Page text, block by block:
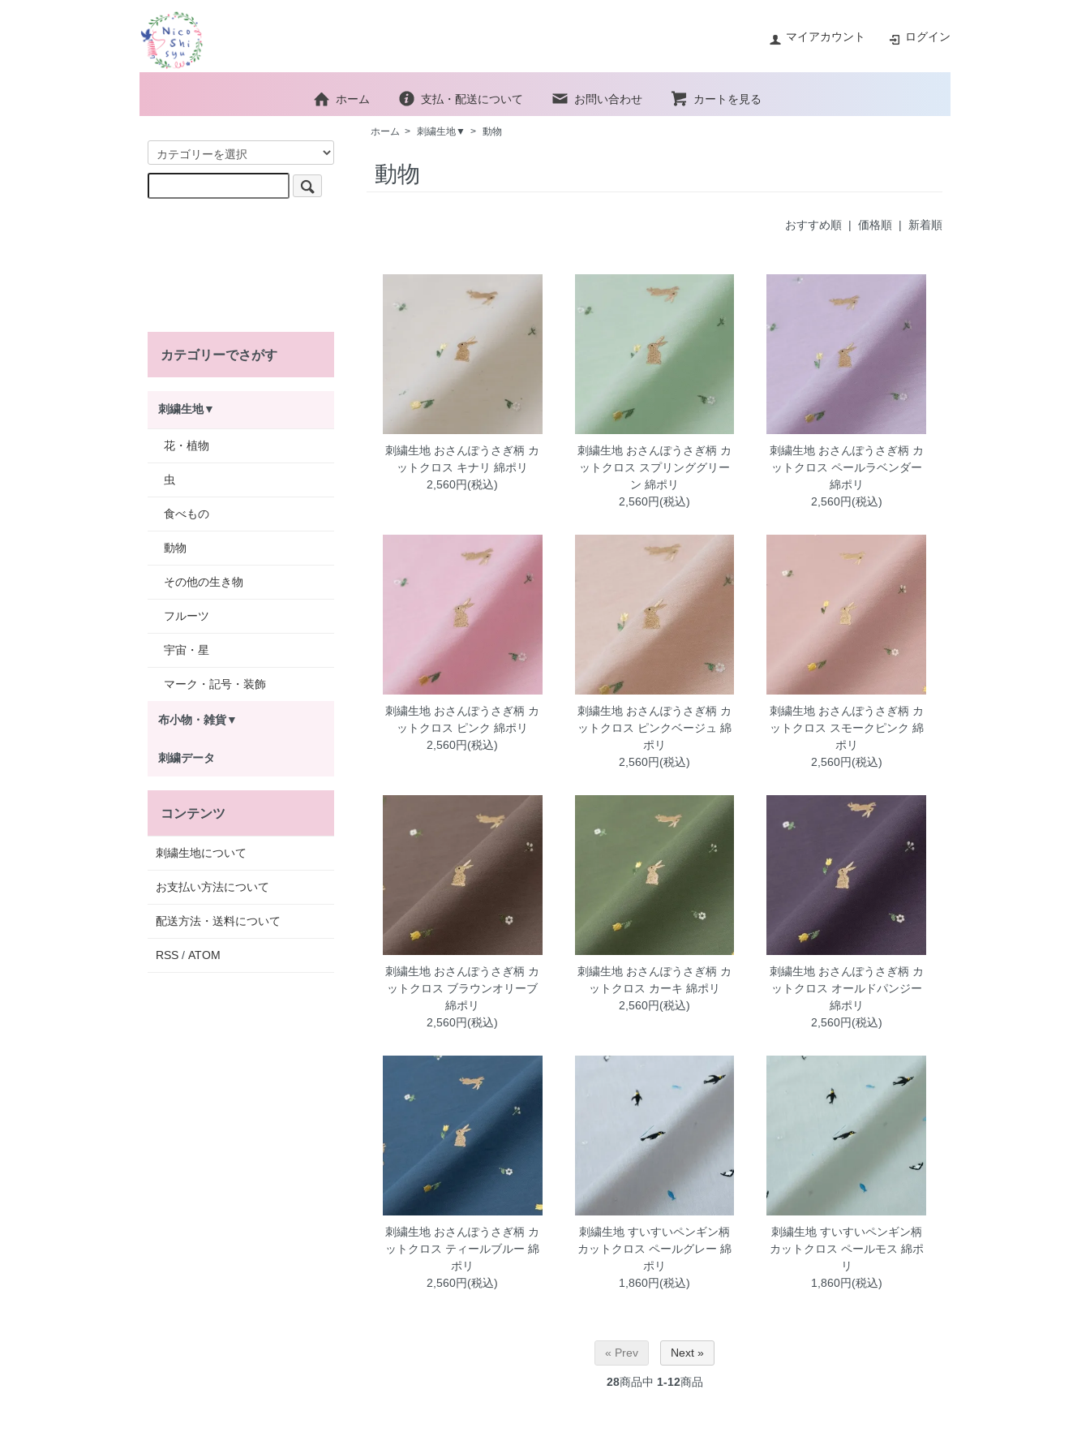
マイアカウント ログイン
ホーム 支払・配送について お問い合わせ カートを見る
ホーム > 刺繍生地▼ > 動物
動物
おすすめ順 | 価格順 | 新着順
刺繍生地 おさんぽうさぎ柄 カ
ットクロス キナリ 綿ポリ
2,560円(税込)
刺繍生地 おさんぽうさぎ柄 カ
ットクロス スプリンググリー
ン 綿ポリ
2,560円(税込)
刺繍生地 おさんぽうさぎ柄 カ
ットクロス ペールラベンダー
綿ポリ
2,560円(税込)
刺繍生地 おさんぽうさぎ柄 カ
ットクロス ピンク 綿ポリ
2,560円(税込)
刺繍生地 おさんぽうさぎ柄 カ
ットクロス ピンクベージュ 綿
ポリ
2,560円(税込)
刺繍生地 おさんぽうさぎ柄 カ
ットクロス スモークピンク 綿
ポリ
2,560円(税込)
刺繍生地 おさんぽうさぎ柄 カ
ットクロス ブラウンオリーブ
綿ポリ
2,560円(税込)
刺繍生地 おさんぽうさぎ柄 カ
ットクロス カーキ 綿ポリ
2,560円(税込)
刺繍生地 おさんぽうさぎ柄 カ
ットクロス オールドパンジー
綿ポリ
2,560円(税込)
刺繍生地 おさんぽうさぎ柄 カ
ットクロス ティールブルー 綿
ポリ
2,560円(税込)
刺繍生地 すいすいペンギン柄
カットクロス ペールグレー 綿
ポリ
1,860円(税込)
刺繍生地 すいすいペンギン柄
カットクロス ペールモス 綿ポ
リ
1,860円(税込)
« Prev Next »
28商品中 1-12商品
カテゴリーでさがす
刺繍生地▼
花・植物
虫
食べもの
動物
その他の生き物
フルーツ
宇宙・星
マーク・記号・装飾
布小物・雑貨▼
刺繍データ
コンテンツ
刺繍生地について
お支払い方法について
配送方法・送料について
RSS / ATOM